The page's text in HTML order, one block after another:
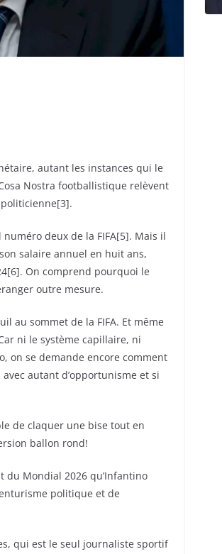
autant les instances qui le
Nostra footballistique relèvent
deux de la FIFA[5]. Mais il
salaire annuel en huit ans,
On comprend pourquoi le
outre mesure.
au sommet de la FIFA. Et même
ni le système capillaire, ni
on se demande encore comment
autant d’opportunisme et si
de claquer une bise tout en
ballon rond!
du Mondial 2026 qu’Infantino
politique et de
qui est le seul journaliste sportif